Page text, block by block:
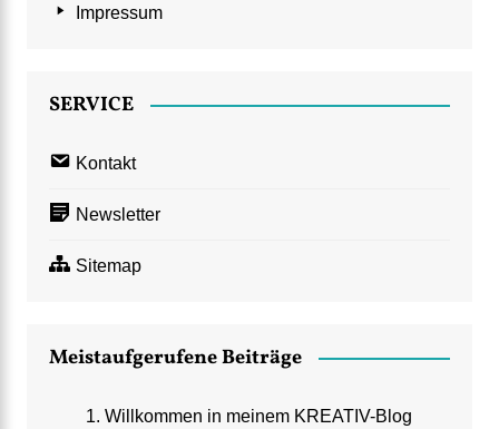
Impressum
SERVICE
Kontakt
Newsletter
Sitemap
Meistaufgerufene Beiträge
Willkommen in meinem KREATIV-Blog